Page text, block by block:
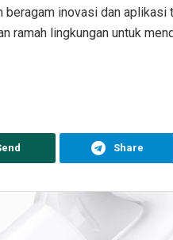
beragam inovasi dan
ramah lingkungan untuk
Share